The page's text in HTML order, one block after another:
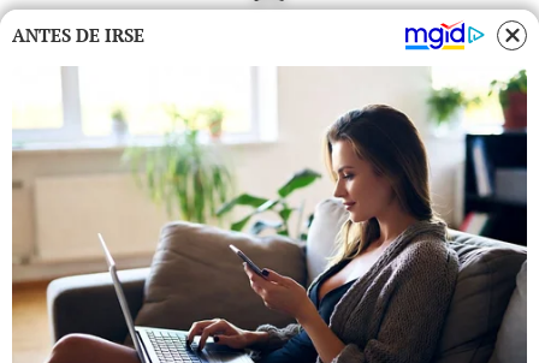
ANTES DE IRSE